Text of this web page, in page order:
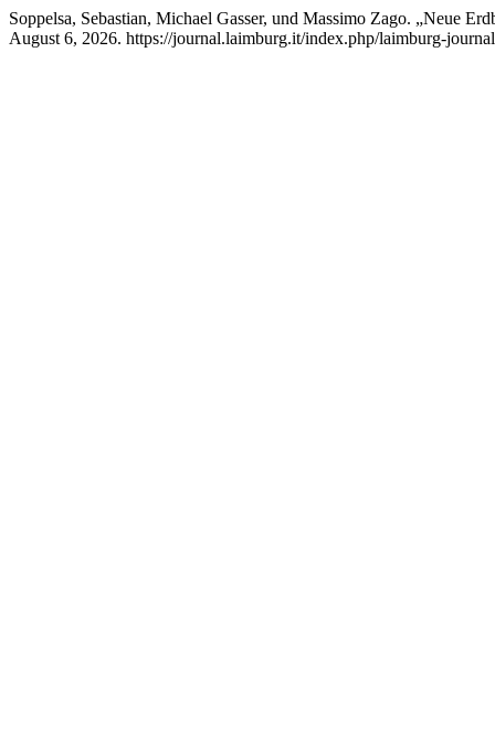
Soppelsa, Sebastian, Michael Gasser, und Massimo Zago. „Neue
August 6, 2026. https://journal.laimburg.it/index.php/laimburg-